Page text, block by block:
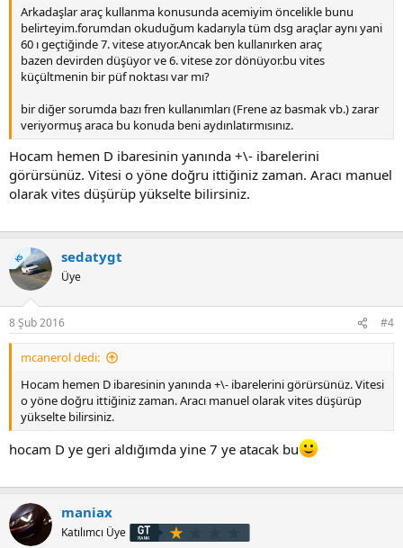
Arkadaşlar araç kullanma konusunda acemiyim öncelikle bunu
belirteyim.forumdan okuduğum kadarıyla tüm dsg araçlar aynı yani
60 ı geçtiğinde 7. vitese atıyor.Ancak ben kullanırken araç
bazen devirden düşüyor ve 6. vitese zor dönüyor.bu vites
küçültmenin bir püf noktası var mı?
bir diğer sorumda bazı fren kullanımları (Frene az basmak vb.) zarar
veriyormuş araca bu konuda beni aydınlatırmısınız.
Hocam hemen D ibaresinin yanında +\- ibarelerini
görürsünüz. Vitesi o yöne doğru ittiğiniz zaman. Aracı manuel
olarak vites düşürüp yükselte bilirsiniz.
KS sedatygt
Üye
8 Şub 2016 #4
mcanerol dedi:
Hocam hemen D ibaresinin yanında +\- ibarelerini görürsünüz. Vitesi
o yöne doğru ittiğiniz zaman. Aracı manuel olarak vites düşürüp
yükselte bilirsiniz.
hocam D ye geri aldığımda yine 7 ye atacak bu
maniax
Katılımcı Üye